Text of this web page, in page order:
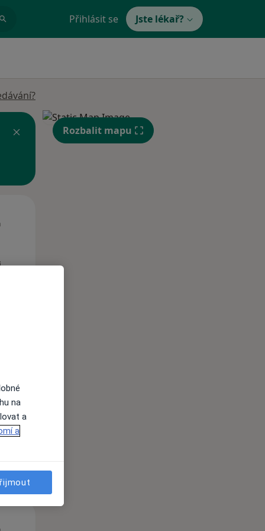
Přihlásit se Jste lékař?
Rozbalit mapu
na
a
a